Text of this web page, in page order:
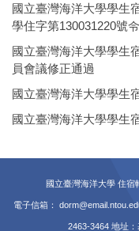
國立臺灣海洋大學學生
學住字第130031220號
國立臺灣海洋大學學生
員會議修正通過
國立臺灣海洋大學學生
國立臺灣海洋大學學生
國立臺灣海洋大學 住宿
電子信箱：
2463-3464 地址